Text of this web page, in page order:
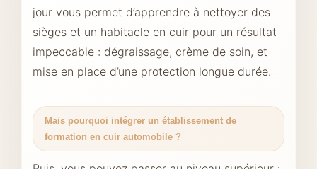
jour vous permet d’apprendre à nettoyer des
sièges et un habitacle en cuir pour un résultat
impeccable : dégraissage, crème de soin, et
mise en place d’une protection longue durée.
Mais pourquoi intégrer un établissement de
formation en cuir automobile ?